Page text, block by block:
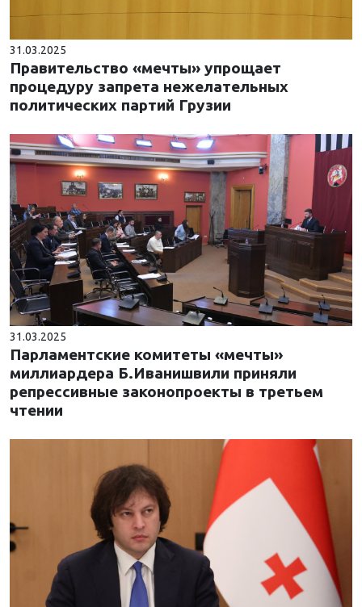
31.03.2025
Правительство «мечты» упрощает
процедуру запрета нежелательных
политических партий Грузии
31.03.2025
Парламентские комитеты «мечты»
миллиардера Б.Иванишвили приняли
репрессивные законопроекты в третьем
чтении